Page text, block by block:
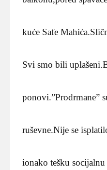
kuće Safe
Svi smo bili
ponovi.”Prodrmane”
ruševne.Nije se
ionako tešku